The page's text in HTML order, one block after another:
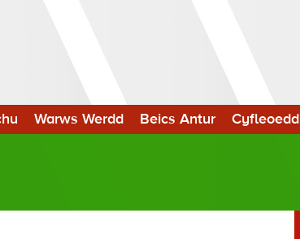
Warws Werdd Beics Antur Cyfleoedd